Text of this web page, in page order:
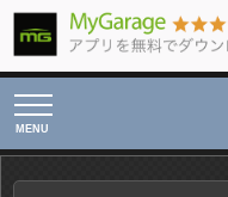
toggle
navigation